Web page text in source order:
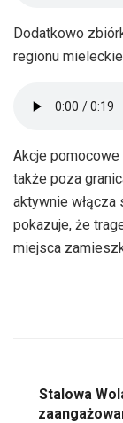
Dodatkowo
regionu
Akcje
także poza
aktywnie
pokazuje, że
miejsca
Stalowa